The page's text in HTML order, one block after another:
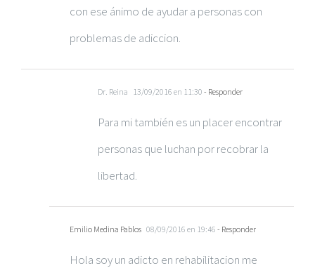
con ese ánimo de ayudar a personas con
problemas de adiccion.
Dr. Reina 13/09/2016 en 11:30 - Responder
Para mi también es un placer encontrar
personas que luchan por recobrar la
libertad.
Emilio Medina Pablos 08/09/2016 en 19:46 - Responder
Hola soy un adicto en rehabilitacion me